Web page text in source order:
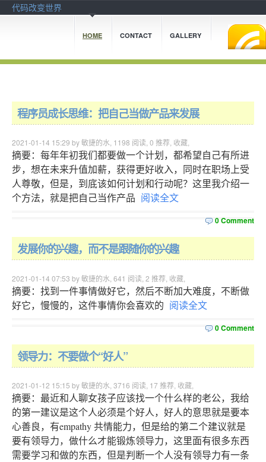
代码改变世界
HOME CONTACT GALLERY
程序员成长思维：把自己当做产品来发展
2021-01-14 15:29 by 敏捷的水, 1198 阅读, 0 推荐, 收藏
摘要：每年年初我们都要做一个计划，都希望自己有所进
步，想在未来升值加薪，获得更好收入，同时在职场上受
人尊敬，但是，到底该如何计划和行动呢？这里我介绍一
个方法，就是把自己当作产品 阅读全文
0 Comment
发展你的兴趣，而不是跟随你的兴趣
2021-01-14 07:53 by 敏捷的水, 641 阅读, 2 推荐, 收藏
摘要：找到一件事情做好它，然后不断加大难度，不断做
好它，慢慢的，这件事情你会喜欢的 阅读全文
0 Comment
领导力：不要做个“好人”
2021-01-12 15:15 by 敏捷的水, 3716 阅读, 17 推荐, 收藏
摘要：最近和人聊女孩子应该找一个什么样的老公，我给
的第一建议是这个人必须是个好人，好人的意思就是要本
心善良，有empathy 共情能力，但是给的第二个建议就是
要有领导力，做什么才能锻炼领导力，这里面有很多东西
需要学习和做的东西，但是判断一个人没有领导力有一条